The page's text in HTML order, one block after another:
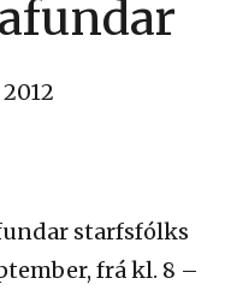
starfsfólks
frá kl. 8 –